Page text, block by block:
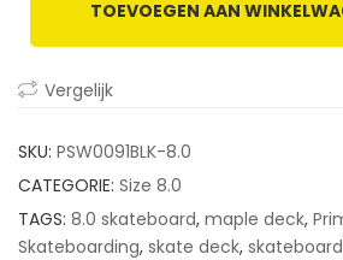
customer
ratings
TOEVOEGEN AAN
Vergelijk
SKU: PSW0091BLK-8.0
CATEGORIE: Size 8.0
TAGS: 8.0 skateboard, maple deck,
Skateboarding, skate deck,